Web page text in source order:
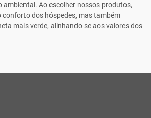
ambiental. Ao escolher nossos produtos,
conforto dos hóspedes, mas também
mais verde, alinhando-se aos valores dos